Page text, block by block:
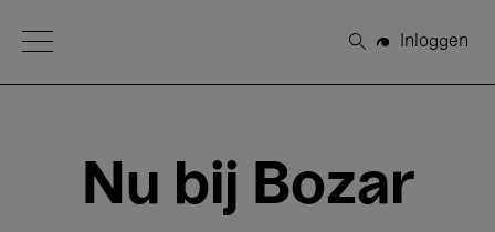
Open Menu
Zoeken
Inloggen
Nu bij Bozar